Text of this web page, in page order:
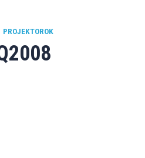
PROJEKTOROK